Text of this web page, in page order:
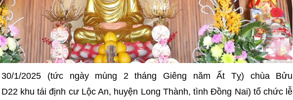
1/2025 (tức ngày mùng 2 tháng Giêng năm Ất Tỵ) chùa Bửu
khu tái định cư Lộc An, huyện Long Thành, tình Đồng Nai) tổ chức lễ